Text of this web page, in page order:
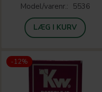
Model/varenr.: 5536
LÆG I KURV
-12%